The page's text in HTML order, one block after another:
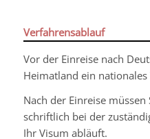
Verfahrensablauf
Vor der Einreise nach
Heimatland ein
Nach der Einreise
schriftlich bei der
Ihr Visum abläuft.